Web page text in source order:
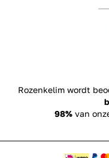
Rozenkelim wordt
98%van